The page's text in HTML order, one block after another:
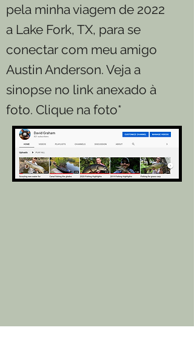
pela minha viagem de 2022
a Lake Fork, TX, para se
conectar com meu amigo
Austin Anderson. Veja a
sinopse no link anexado à
foto. Clique na foto*